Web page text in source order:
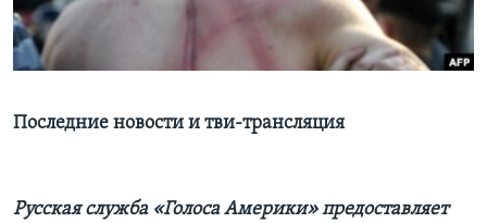
Learning English
Языки
Последние новости и тви-трансляция
Русская служба «Голоса Америки» предоставляет